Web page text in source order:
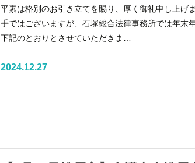
平素は格別のお引き立てを賜り、厚く御礼申し上げ
手ではございますが、石塚総合法律事務所では年末
下記のとおりとさせていただきま…
2024.12.27